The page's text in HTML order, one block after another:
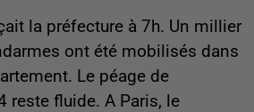
la préfecture à 7h. Un millier
ont été mobilisés dans
Le péage de
reste fluide. A Paris, le